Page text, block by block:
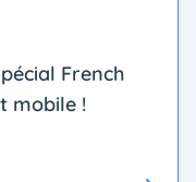
French
mobile !